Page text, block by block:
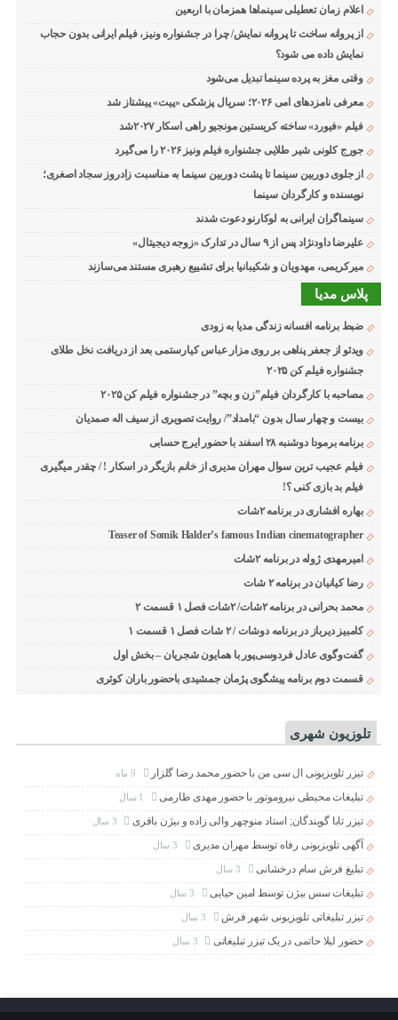
اعلام زمان تعطیلی سینماها همزمان با اربعین
از پروانه ساخت تا پروانه نمایش/ چرا در جشنواره ونیز، فیلم ایرانی بدون حجاب
نمایش داده می شود؟
وقتی مغز به پرده سینما تبدیل می‌شود
معرفی نامزدهای امی ۲۰۲۶؛ سریال پزشکی «پیت» پیشتاز شد
فیلم «فیورد» ساخته کریستین مونجیو راهی اسکار ۲۰۲۷شد
جورج کلونی شیر طلایی جشنواره فیلم ونیز ۲۰۲۶ را می‌گیرد
از جلوی دوربین سینما تا پشت دوربین سینما به مناسبت زادروز سجاد اصغری؛
نویسنده و کارگردان سینما
سینماگران ایرانی به لوکارنو دعوت شدند
علیرضا داودنژاد پس از ۹ سال در تدارک «زوجه دیجیتال»
میرکریمی، مهدویان و شکیبانیا برای تشییع رهبری مستند می‌سازند
پلاس مدیا
ضبط برنامه افسانه زندگی مدیا به زودی
ویدئو از جعفر پناهی بر روی مزار عباس کیارستمی بعد از دریافت نخل طلای
جشنواره فیلم کن ۲۰۲۵
مصاحبه با کارگردان فیلم”زن و بچه” در جشنواره فیلم کن ۲۰۲۵
بیست و چهار سال بدون “بامداد”/ روایت تصویری از سیف اله صمدیان
برنامه برمودا دوشنبه ۲۸ اسفند با حضور ایرج حسابی
فیلم عجیب ترین سوال مهران مدیری از خانم بازیگر در اسکار ! / چقدر میگیری
فیلم بد بازی کنی ؟!
بهاره افشاری در برنامه ۲شات
Teaser of Somik Halder’s famous Indian cinematographer
امیرمهدی ژوله در برنامه ۲شات
رضا کیانیان در برنامه ۲ شات
محمد بحرانی در برنامه ۲شات/ ۲شات فصل ۱ قسمت ۲
کامبیز دیرباز در برنامه دوشات / ۲ شات فصل ۱ قسمت ۱
گفت‌وگوی عادل فردوسی‌پور با همایون شجریان – بخش اول
قسمت دوم برنامه پیشگوی پژمان جمشیدی باحضور باران کوثری
تلوزیون شهری
تیزر تلویزیونی ال سی من با حضور محمد رضا گلزار
تبلیغات محیطی نیروموتور با حضور مهدی طارمی
تیزر تابا گویندگان; استاد منوچهر والی زاده و بیژن باقری
آگهی تلویزیونی رفاه توسط مهران مدیری
تبلیغ فرش سام درخشانی
تبلیغات سس بیژن توسط امین حیایی
تیزر تبلیغاتی تلویزیونی شهر فرش
حضور لیلا حاتمی در یک تیزر تبلیغاتی